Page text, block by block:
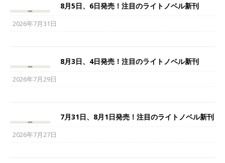
8月5日、6日発売！注目のライトノベル新刊
2026年7月31日
8月3日、4日発売！注目のライトノベル新刊
2026年7月29日
7月31日、8月1日発売！注目のライトノベル新刊
2026年7月27日